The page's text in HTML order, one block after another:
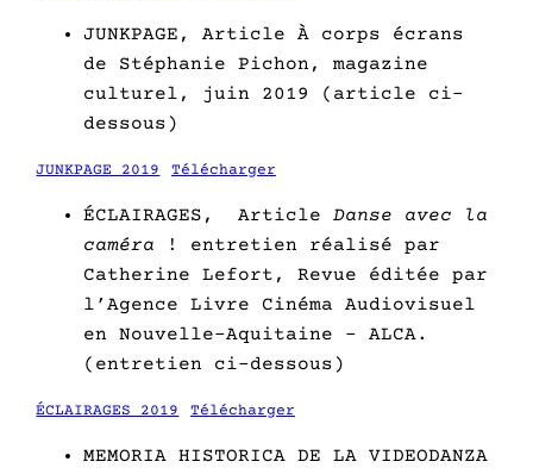
JUNKPAGE, Article À corps écrans
de Stéphanie Pichon, magazine
culturel, juin 2019 (article ci-
dessous)
JUNKPAGE 2019 Télécharger
ÉCLAIRAGES, ArticleDanse avec la
caméra
! entretien réalisé par
Catherine Lefort, Revue éditée par
l’Agence Livre Cinéma Audiovisuel
en Nouvelle-Aquitaine – ALCA.
(entretien ci-dessous)
ÉCLAIRAGES 2019 Télécharger
MEMORIA HISTORICA DE LA VIDEODANZA